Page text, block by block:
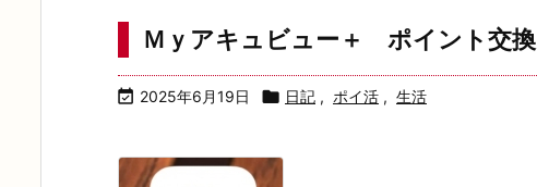
Ｍｙアキュビュー＋ ポイント交換
 2025年6月19日  日記 , ポイ活 , 生活